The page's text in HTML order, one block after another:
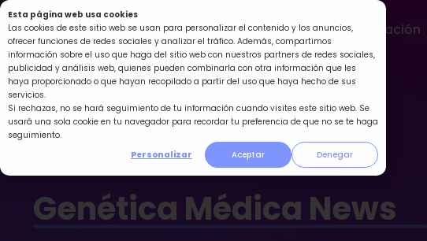
Esta página web usa cookies
Las cookies de este sitio web se usan para personalizar el contenido y los anuncios,
ofrecer funciones de redes sociales y analizar el tráfico. Además, compartimos
información sobre el uso que haga del sitio web con nuestros partners de redes sociales,
publicidad y análisis web, quienes pueden combinarla con otra información que les
haya proporcionado o que hayan recopilado a partir del uso que haya hecho de sus
servicios.
Si rechazas, no se hará seguimiento de tu información cuando visites este sitio web. Se
usará una sola cookie en tu navegador para recordar tu preferencia de que no se te haga
seguimiento.
Personalizar
Aceptar Denegar
Ir
al
contenido
Formación
Genética Médica News